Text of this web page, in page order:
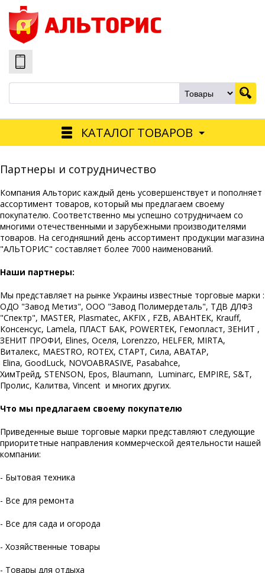
КАТАЛОГ ТОВАРОВ
Партнеры и сотрудничество
Компания Альторис каждый день усовершенствует и пополняет
ассортимент товаров, который мы предлагаем своему
покупателю. Соответственно мы успешно сотрудничаем со
многими отечественными и зарубежными производителями
товаров. На сегодняшний день ассортимент продукции магазина
"АЛЬТОРИС" составляет более 7000 наименований.
Наши партнеры:
Мы представляет на рынке Украины известные торговые марки :
ОДО "Завод Метиз", ООО "Завод Полимердеталь", ТДВ ДЛФЗ
"Спектр", MASTER, Plasmatec, AKFIX , FZB, АВАНТЕК, Krauff,
Консенсус, Lamela, ПЛАСТ БАК, POWERTEK, Гемопласт, ЗЕНИТ ,
ЗЕНИТ ПРОФИ, Elines, Оселя, Lorenzzo, HELFER, MIRTA,
Виталекс, MAESTRO, ROTEX, СТАРТ, Сила, АВАТАР,
Elina, GoodLuck, NOVOABRASIVE, Pasabahce,
ХимТрейд, STENSON, Epos, Blaumann, Luminarc, EMPIRE, S&T,
Пролис, Калитва, Vincent и многих других.
Что мы предлагаем своему покупателю
Приведенные выше торговые марки представляют следующие
приоритетные направления коммерческой деятельности нашей
компании:
- Бытовая техника
- Все для ремонта
- Все для сада и огорода
- Хозяйственные товары
- Товары для отдыха